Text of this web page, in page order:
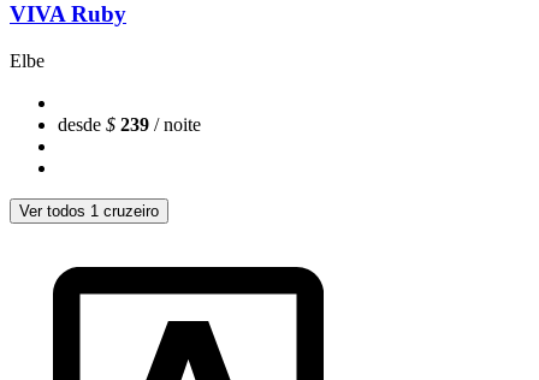
VIVA Ruby
Elbe
desde $ 239 / noite
Ver todos 1 cruzeiro